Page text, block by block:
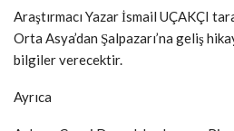
Araştırmacı Yazar İsmail UÇAKÇI
Orta Asya’dan Şalpazarı’na geliş
bilgiler verecektir.
Ayrıca